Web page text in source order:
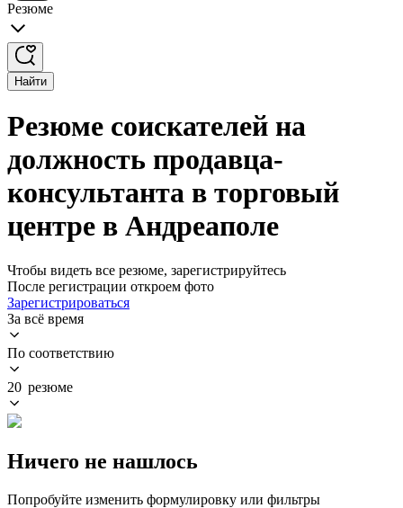
Резюме
Найти
Резюме соискателей на
должность продавца-
консультанта в торговый
центре в Андреаполе
Чтобы видеть все резюме, зарегистрируйтесь
После регистрации откроем фото
Зарегистрироваться
За всё время
По соответствию
20 резюме
Ничего не нашлось
Попробуйте изменить формулировку или фильтры